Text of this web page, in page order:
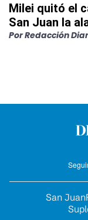
Milei quitó el
San Juan la
PorRedacción
San Juan